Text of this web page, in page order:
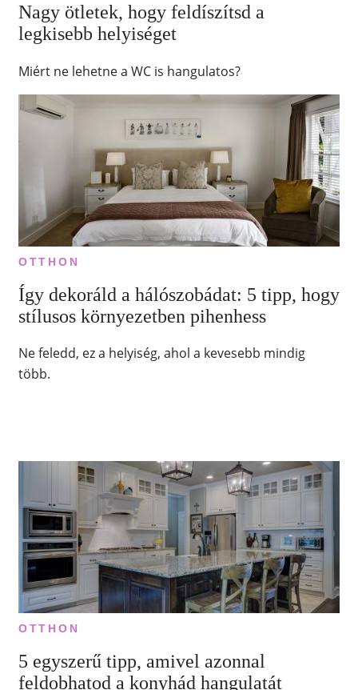
Nagy ötletek, hogy feldíszítsd a
legkisebb helyiséget
Miért ne lehetne a WC is hangulatos?
OTTHON
Így dekoráld a hálószobádat: 5 tipp, hogy
stílusos környezetben pihenhess
Ne feledd, ez a helyiség, ahol a kevesebb mindig
több.
OTTHON
5 egyszerű tipp, amivel azonnal
feldobhatod a konyhád hangulatát